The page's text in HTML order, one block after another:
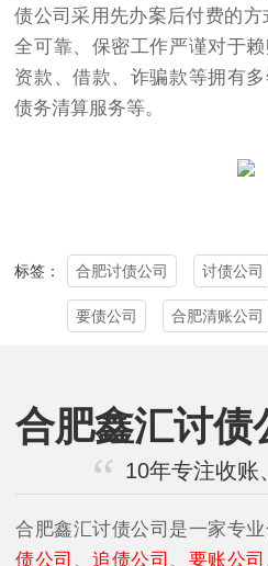
债公司采用先办案后付费的
全可靠、保密工作严谨对于
资款、借款、诈骗款等拥有
债务清算服务等。
标签： 合肥讨债公司 讨债公司
要债公司 合肥清账公司
合肥鑫汇讨债
10年专注收账
合肥鑫汇讨债公司是一家专
债公司 、追债公司 、 要账公司